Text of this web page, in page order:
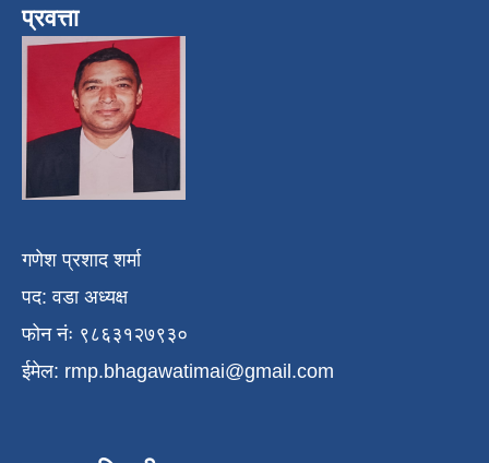
प्रवत्ता
गणेश प्रशाद शर्मा
पद: वडा अध्यक्ष
फोन नंः ९८६३१२७९३०
ईमेल: rmp.bhagawatimai@gmail.com